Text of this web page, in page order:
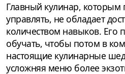
Главный кулинар, которым
управлять, не обладает
количеством навыков. Его
обучать, чтобы потом в
настоящие кулинарные
усложняя меню более